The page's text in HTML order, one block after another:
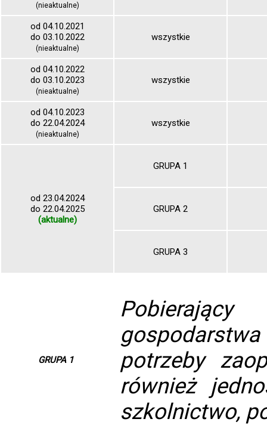
(nieaktualne)
od 04.10.2021
do 03.10.2022
(nieaktualne)
wszystkie
od 04.10.2022
do 03.10.2023
(nieaktualne)
wszystkie
od 04.10.2023
do 22.04.2024
(nieaktualne)
wszystkie
od 23.04.2024
do 22.04.2025
(aktualne)
GRUPA 1
GRUPA 2
GRUPA 3
GRUPA 1
potrzeby
również
szkolnictwo,